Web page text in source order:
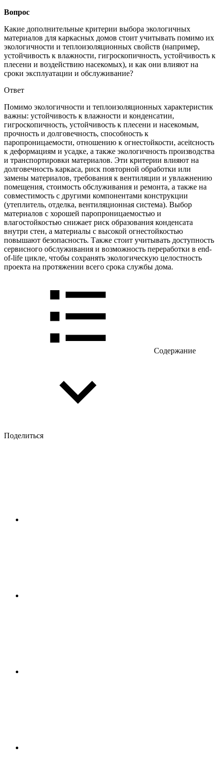
Вопрос
Какие дополнительные критерии выбора экологичных
материалов для каркасных домов стоит учитывать помимо их
экологичности и теплоизоляционных свойств (например,
устойчивость к влажности, гигроскопичность, устойчивость к
плесени и воздействию насекомых), и как они влияют на
сроки эксплуатации и обслуживание?
Ответ
Помимо экологичности и теплоизоляционных характеристик
важны: устойчивость к влажности и конденсатии,
гигроскопичность, устойчивость к плесени и насекомым,
прочность и долговечность, способность к
паропроницаемости, отношению к огнестойкости, aceitсность
к деформациям и усадке, а также экологичность производства
и транспортировки материалов. Эти критерии влияют на
долговечность каркаса, риск повторной обработки или
замены материалов, требования к вентиляции и увлажнению
помещения, стоимость обслуживания и ремонта, а также на
совместимость с другими компонентами конструкции
(утеплитель, отделка, вентиляционная система). Выбор
материалов с хорошей паропроницаемостью и
влагостойкостью снижает риск образования конденсата
внутри стен, а материалы с высокой огнестойкостью
повышают безопасность. Также стоит учитывать доступность
сервисного обслуживания и возможность переработки в end-
of-life цикле, чтобы сохранять экологическую целостность
проекта на протяжении всего срока службы дома.
Содержание
Поделиться